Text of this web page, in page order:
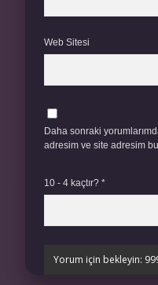
Web Sitesi
Daha sonraki
adresim ve site adresim
10 - 4 kaçtır? *